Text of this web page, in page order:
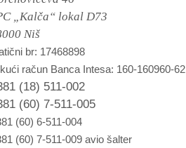
„Kalča“ lokal D73
Niš
br: 17468898
račun Banca Intesa: 160-160960-62
(18) 511-002
(60) 7-511-005
(60) 6-511-004
(60) 7-511-009 avio šalter